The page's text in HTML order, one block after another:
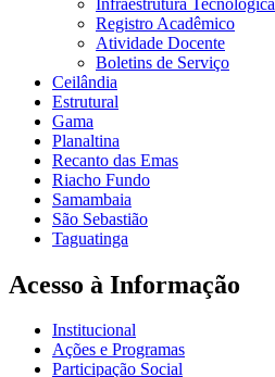
Registro Acadêmico
Atividade Docente
Boletins de Serviço
Ceilândia
Estrutural
Gama
Planaltina
Recanto das Emas
Riacho Fundo
Samambaia
São Sebastião
Taguatinga
Acesso à Informação
Institucional
Ações e Programas
Participação Social